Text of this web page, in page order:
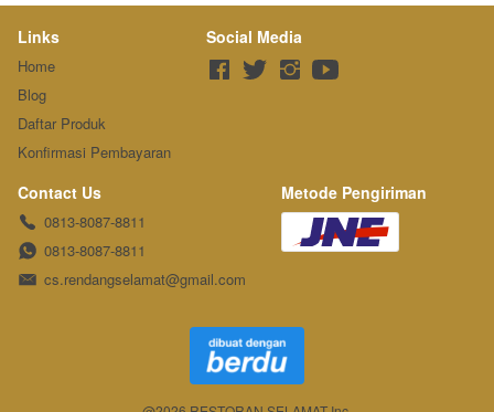
200 GRAM
500 Gram
Links
Home
Blog
Daftar Produk
Konfirmasi Pembayaran
Social Media
Contact Us
0813-8087-8811
0813-8087-8811
cs.rendangselamat@gmail.com
Metode Pengiriman